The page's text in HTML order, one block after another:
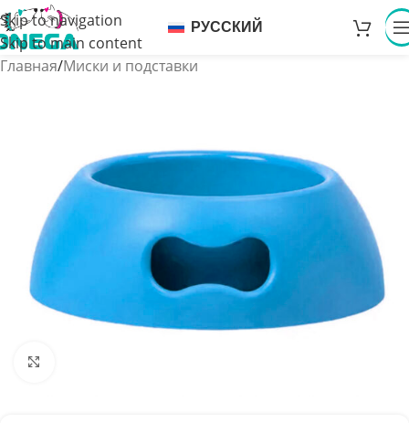
Skip to navigation
Skip to main content
РУССКИЙ
Главная/Миски и подставки